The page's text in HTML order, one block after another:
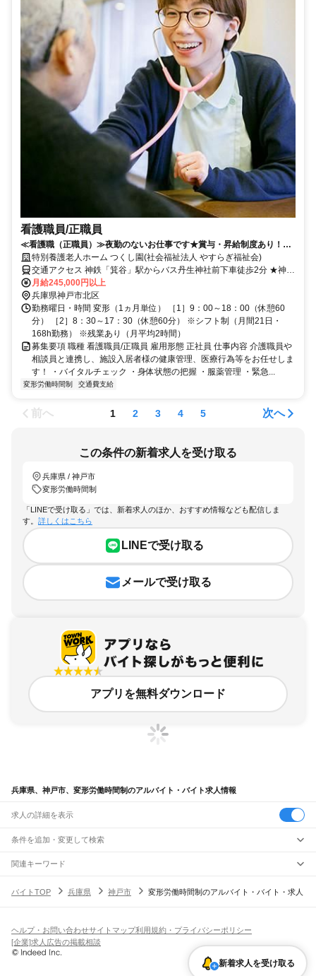
看護職員/正職員
≪看護職（正職員）≫夜勤のないお仕事です★賞与・昇給制度あり！大
規模法人ならではの待遇が魅力です◎
特別養護老人ホーム つくし園(社会福祉法人 やすらぎ福祉会)
交通アクセス 神鉄「箕谷」駅からバス丹生神社前下車徒歩2分 ★神鉄
「箕谷」駅⇔施設間にて、通勤に便利な職員送迎車運行中です ★マ
イカー通勤OK！
月給245,000円以上
兵庫県神戸市北区
勤務曜日・時間 変形（1ヵ月単位） ［1］9：00～18：00（休憩60
分） ［2］8：30～17：30（休憩60分） ※シフト制（月間21日・
168h勤務） ※残業あり（月平均2時間）
募集要項 職種 看護職員/正職員 雇用形態 正社員 仕事内容 介護職員や
相談員と連携し、施設入居者様の健康管理、医療行為等をお任せしま
す！ ・バイタルチェック ・身体状態の把握 ・服薬管理 ・緊急...
変形労働時間制 交通費支給
前へ 1 2 3 4 5 次へ
この条件の新着求人を受け取る
兵庫県 / 神戸市
変形労働時間制
「LINEで受け取る」では、新着求人のほか、おすすめ情報なども配信しま
す。 詳しくはこちら
LINEで受け取る
メールで受け取る
アプリを無料ダウンロード
兵庫県、神戸市、変形労働時間制のアルバイト・バイト求人情報
求人の詳細を表示
条件を追加・変更して検索
市区町村を追加・変更
兵庫県すべて
姫路市尼崎市明石市西宮市洲本市芦屋市伊丹市相生市豊岡市加古川市
西脇市宝塚市三木市 三田市加西市丹波篠山市養父市
たつの市川辺郡多可郡加古郡
駅を追加・変更
尼崎駅 立花駅甲子園口駅 さくら夙川駅 芦屋駅 甲南山手駅
六甲道駅摩耶駅灘駅三ノ宮駅元町駅神戸駅
JR神戸線(神戸～姫路)
須磨駅 塩屋駅垂水駅舞子駅朝霧駅
飲食・フードサービス
飲食・フードサービス
ホールスタッフ
皿洗い・洗い場精肉・鮮魚加工
バー（BAR）・バーテンダー
特徴を追加・変更
人気
髪型・髪色自由ひげOKネイルOK
関連キーワード
変わった仕事 兵庫県神戸市兵庫県 神戸市 交代勤務兵庫県 神戸市 期間工
バイトTOP 兵庫県 神戸市 変形労働時間制のアルバイト・バイト・求人
新着求人を受け取る
ヘルプ・お問い合わせサイトマップ利用規約・プライバシーポリシー
[企業]求人広告の掲載相談